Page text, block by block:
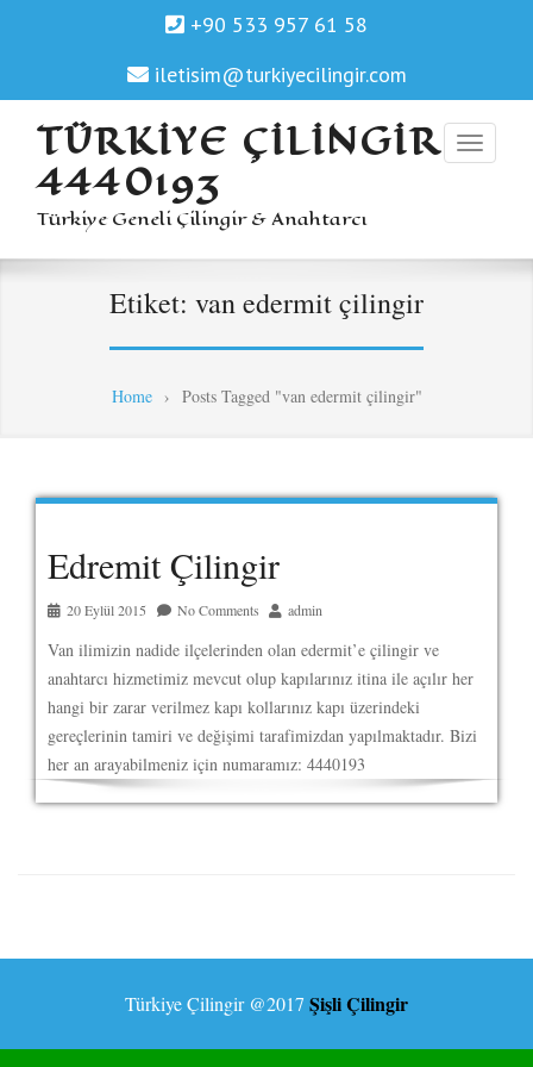
+90 533 957 61 58
iletisim@turkiyecilingir.com
TÜRKIYE ÇILINGIR
4440193
Türkiye Geneli Çilingir & Anahtarcı
Etiket: van edermit çilingir
Home› Posts Tagged "van edermit çilingir"
Edremit Çilingir
20 Eylül 2015 No Comments admin
Van ilimizin nadide ilçelerinden olan edermit’e çilingir ve
anahtarcı hizmetimiz mevcut olup kapılarınız itina ile açılır her
hangi bir zarar verilmez kapı kollarınız kapı üzerindeki
gereçlerinin tamiri ve değişimi tarafimizdan yapılmaktadır. Bizi
her an arayabilmeniz için numaramız: 4440193
Türkiye Çilingir @2017 Şişli Çilingir